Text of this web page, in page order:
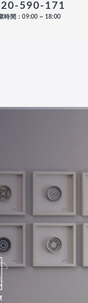
590-171
時間：09:00 ~ 18:00